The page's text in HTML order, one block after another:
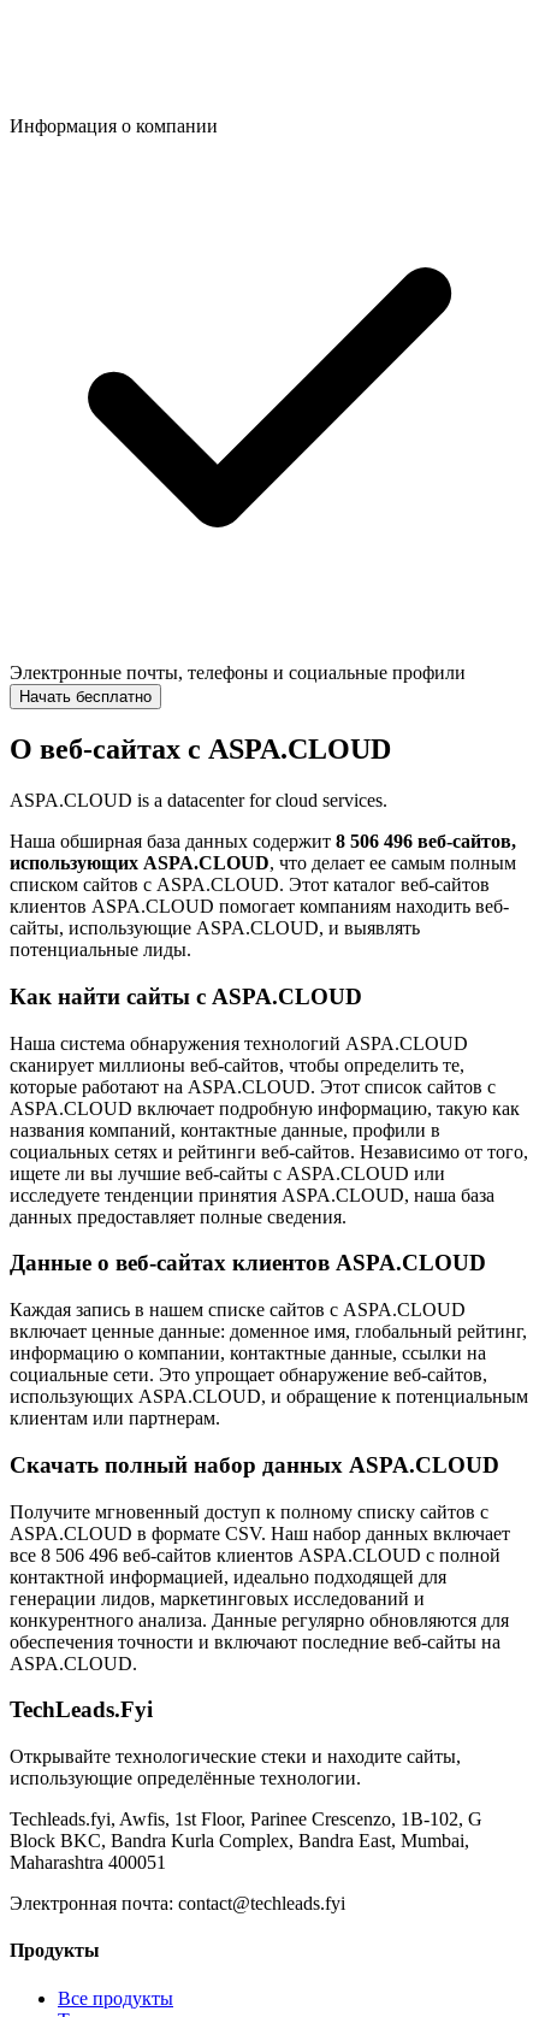
Информация о компании
Электронные почты, телефоны и социальные профили
Начать бесплатно
О веб-сайтах с ASPA.CLOUD
ASPA.CLOUD is a datacenter for cloud services.
Наша обширная база данных содержит 8 506 496 веб-сайтов,
использующих ASPA.CLOUD, что делает ее самым полным
списком сайтов с ASPA.CLOUD. Этот каталог веб-сайтов
клиентов ASPA.CLOUD помогает компаниям находить веб-
сайты, использующие ASPA.CLOUD, и выявлять
потенциальные лиды.
Как найти сайты с ASPA.CLOUD
Наша система обнаружения технологий ASPA.CLOUD
сканирует миллионы веб-сайтов, чтобы определить те,
которые работают на ASPA.CLOUD. Этот список сайтов с
ASPA.CLOUD включает подробную информацию, такую как
названия компаний, контактные данные, профили в
социальных сетях и рейтинги веб-сайтов. Независимо от того,
ищете ли вы лучшие веб-сайты с ASPA.CLOUD или
исследуете тенденции принятия ASPA.CLOUD, наша база
данных предоставляет полные сведения.
Данные о веб-сайтах клиентов ASPA.CLOUD
Каждая запись в нашем списке сайтов с ASPA.CLOUD
включает ценные данные: доменное имя, глобальный рейтинг,
информацию о компании, контактные данные, ссылки на
социальные сети. Это упрощает обнаружение веб-сайтов,
использующих ASPA.CLOUD, и обращение к потенциальным
клиентам или партнерам.
Скачать полный набор данных ASPA.CLOUD
Получите мгновенный доступ к полному списку сайтов с
ASPA.CLOUD в формате CSV. Наш набор данных включает
все 8 506 496 веб-сайтов клиентов ASPA.CLOUD с полной
контактной информацией, идеально подходящей для
генерации лидов, маркетинговых исследований и
конкурентного анализа. Данные регулярно обновляются для
обеспечения точности и включают последние веб-сайты на
ASPA.CLOUD.
TechLeads.Fyi
Открывайте технологические стеки и находите сайты,
использующие определённые технологии.
Techleads.fyi, Awfis, 1st Floor, Parinee Crescenzo, 1B-102, G
Block BKC, Bandra Kurla Complex, Bandra East, Mumbai,
Maharashtra 400051
Электронная почта: contact@techleads.fyi
Продукты
Все продукты